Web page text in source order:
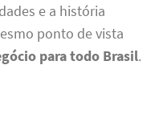
e a história
ponto de vista
para todo Brasil.